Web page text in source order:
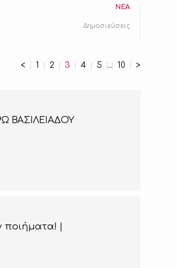
ΝΕΑ
Δημοσιεύσεις
< 1 2 3 4 5 ... 10 >
ΒΑΣΙΛΕΙΑΔΟΥ
|